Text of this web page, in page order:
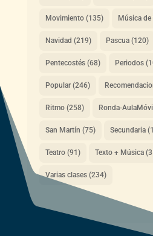
Movimiento(135) Música
Navidad (219) Pascua(120)
Pentecostés(68) Periodos
Popular(246)
Ritmo(258) Ronda-AulaMóvil
San Martín (75) Secundaria
Teatro(91) Texto + Música
Varias clases(234)